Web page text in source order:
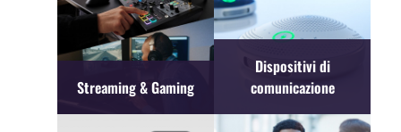
Streaming & Gaming
Dispositivi di
comunicazione